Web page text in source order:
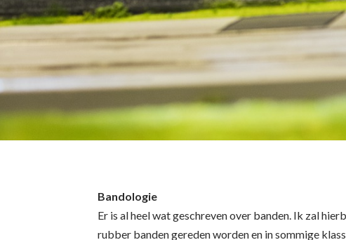
Bandologie
Er is al heel wat geschreven over banden. Ik zal
rubber banden gereden worden en in sommige